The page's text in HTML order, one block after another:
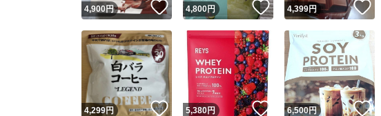
4,900円 いいね！
4,800円 いいね！
4,399円
4,299円 いいね！
5,380円 いいね！
6,500円